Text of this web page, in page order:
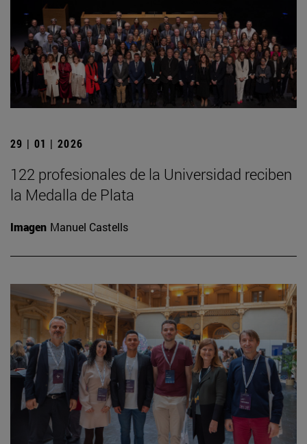
29 | 01 | 2026
122 profesionales de la Universidad reciben
la Medalla de Plata
Imagen Manuel Castells